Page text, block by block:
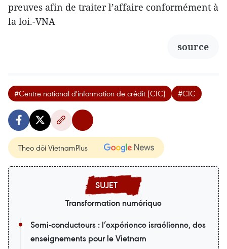
preuves afin de traiter l’affaire conformément à
la loi.-VNA
source
#Centre national d'information de crédit (CIC) #CIC
Theo dõi VietnamPlus
Transformation numérique
Semi-conducteurs : l’expérience israélienne, des
enseignements pour le Vietnam